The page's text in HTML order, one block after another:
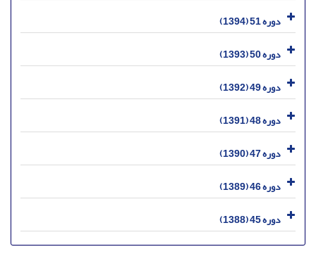
دوره 51 (1394)
دوره 50 (1393)
دوره 49 (1392)
دوره 48 (1391)
دوره 47 (1390)
دوره 46 (1389)
دوره 45 (1388)